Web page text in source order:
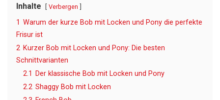
Inhalte Verbergen
1 Warum der kurze Bob mit Locken und Pony die perfekte
Frisur ist
2 Kurzer Bob mit Locken und Pony: Die besten
Schnittvarianten
2.1
Der klassische Bob mit Locken und Pony
2.2 Shaggy Bob mit Locken